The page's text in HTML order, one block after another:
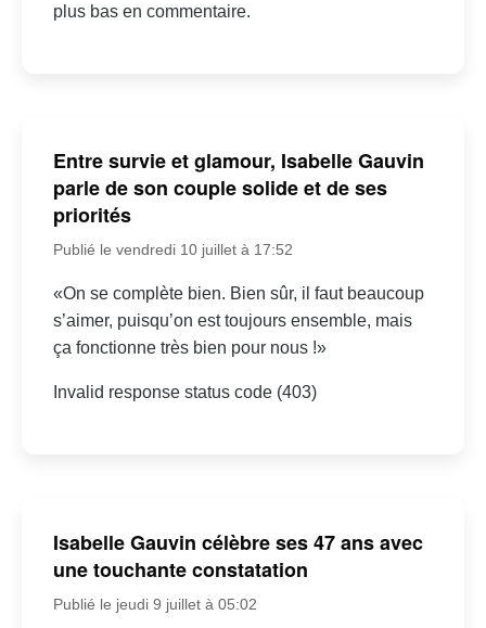
plus bas en commentaire.
Entre survie et glamour, Isabelle Gauvin
parle de son couple solide et de ses
priorités
Publié le vendredi 10 juillet à 17:52
«On se complète bien. Bien sûr, il faut beaucoup
s’aimer, puisqu’on est toujours ensemble, mais
ça fonctionne très bien pour nous !»
Invalid response status code (403)
Isabelle Gauvin célèbre ses 47 ans avec
une touchante constatation
Publié le jeudi 9 juillet à 05:02